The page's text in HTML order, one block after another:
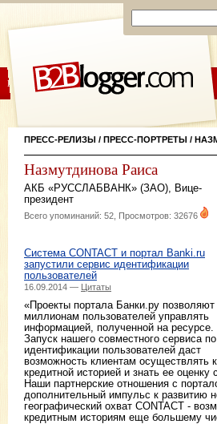
ЦЕНЫ ПОМОЩЬ
ПРЕСС-РЕЛИЗЫ / ПРЕСС-ПОРТРЕТЫ /
Назмутдинова Раиса
АКБ «РУССЛАБВАНК» (ЗАО) Вице-
президент
Всего упоминаний: 52, Просмотров: 32676
Система CONTACT и портал Banki.ru
запустили сервис идентификации
пользователей
16.09.2014 — Цитаты
«Проекты портала Банки.ру позволяют
миллионам пользователей управлять
информацией, полученной на ресурсе.
Запуск нашего совместного сервиса по
идентификации пользователей даст
возможность клиентам осуществлять
кредитной историей и знать ее
Наши партнерские отношения с
дополнительный импульс к развитию
географический охват CONTACT -
кредитным историям еще большему